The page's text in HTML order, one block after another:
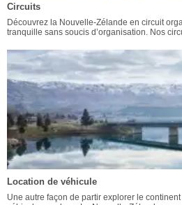
Circuits
Découvrez la Nouvelle-Zélande en circuit
tranquille sans soucis d’organisation. Nos
Location de véhicule
Une autre façon de partir explorer le